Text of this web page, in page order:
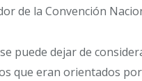
de la Convención
puede dejar de
que eran orientados